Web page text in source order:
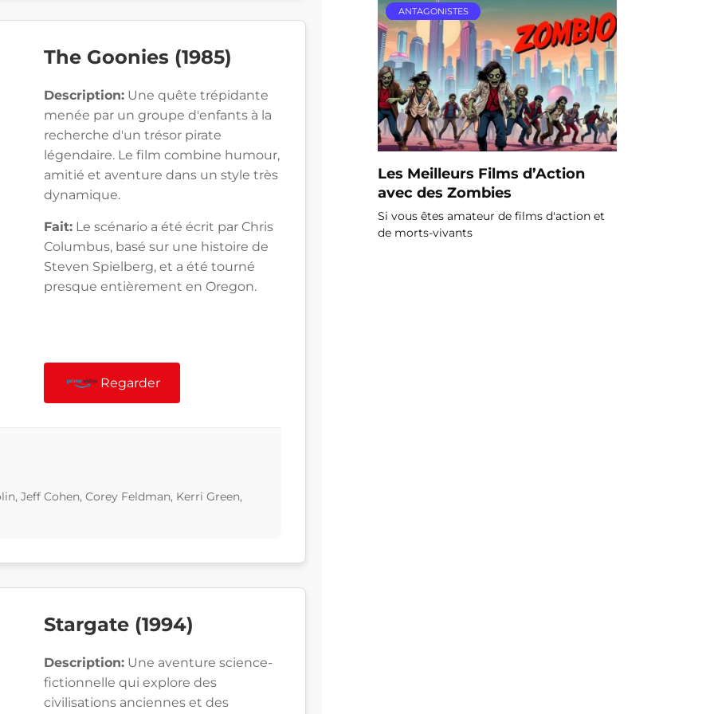
The Goonies (1985)
Description: Une quête trépidante
menée par un groupe d'enfants à la
recherche d'un trésor pirate
légendaire. Le film combine humour,
amitié et aventure dans un style très
dynamique.
Fait: Le scénario a été écrit par Chris
Columbus, basé sur une histoire de
Steven Spielberg, et a été tourné
presque entièrement en Oregon.
Regarder
Jeff Cohen, Corey Feldman, Kerri Green,
Stargate (1994)
Description: Une aventure science-
fictionnelle qui explore des
civilisations anciennes et des
ANTAGONISTES
Les Meilleurs Films d’Action
avec des Zombies
Si vous êtes amateur de films d'action et
de morts-vivants